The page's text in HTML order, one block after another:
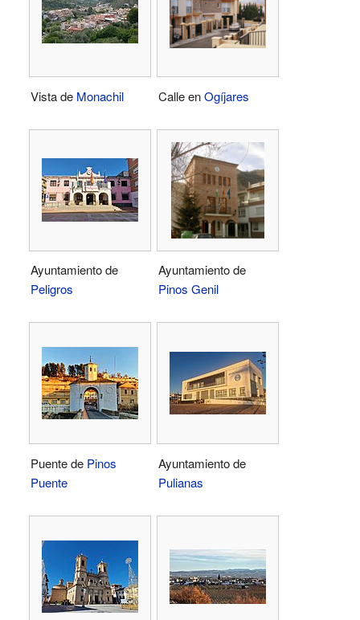
Vista de Monachil Calle enOgíjares
Ayuntamiento de
Peligros
Ayuntamiento de
Pinos Genil
Puente de Pinos
Puente
Ayuntamiento de
Pulianas